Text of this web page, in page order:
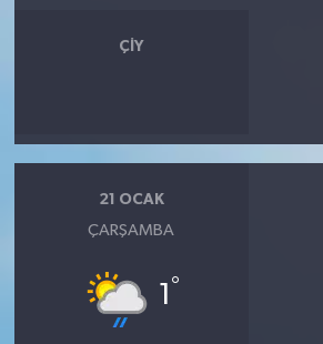
ÇIY
21 OCAK
ÇARŞAMBA
1 °